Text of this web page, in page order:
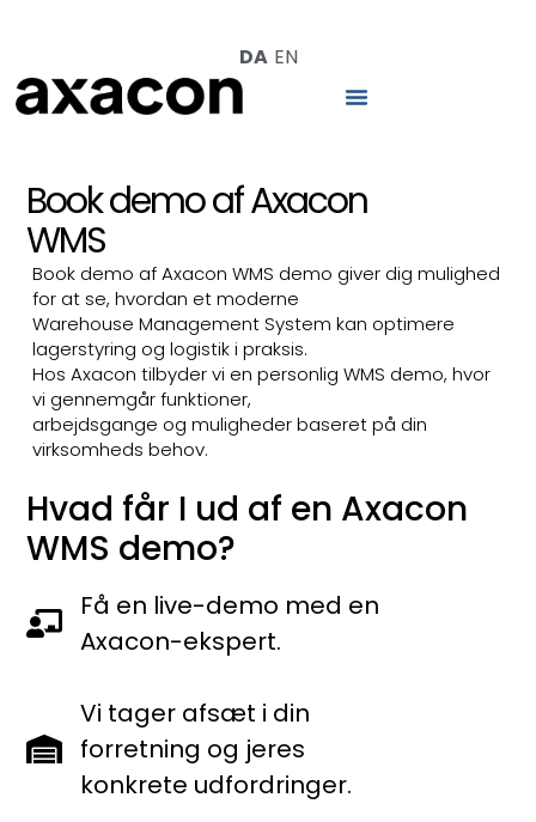
DA EN
Book demo af Axacon
WMS
Book demo af Axacon WMS demo giver dig mulighed
for at se, hvordan et moderne
Warehouse Management System kan optimere
lagerstyring og logistik i praksis.
Hos Axacon tilbyder vi en personlig WMS demo, hvor
vi gennemgår funktioner,
arbejdsgange og muligheder baseret på din
virksomheds behov.
Hvad får I ud af en Axacon
WMS demo?
Få en live-demo med en
Axacon-ekspert.
Vi tager afsæt i din
forretning og jeres
konkrete udfordringer.